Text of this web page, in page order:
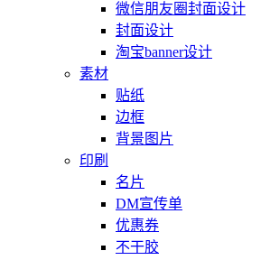
微信朋友圈封面设计
封面设计
淘宝banner设计
素材
贴纸
边框
背景图片
印刷
名片
DM宣传单
优惠券
不干胶